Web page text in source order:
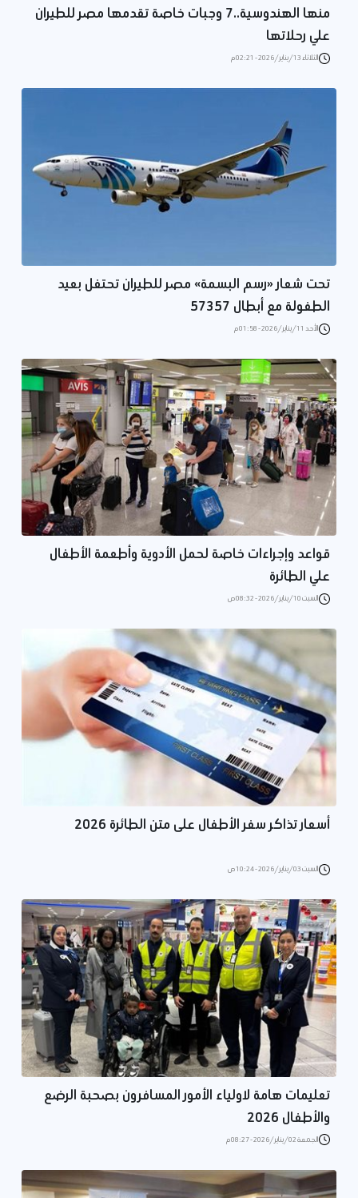
منها الهندوسية..7 وجبات خاصة تقدمها مصر للطيران
علي رحلاتها
الثلاثاء 13/يناير/2026 - 02:21 م
تحت شعار «رسم البسمة» مصر للطيران تحتفل بعيد
الطفولة مع أبطال 57357
الأحد 11/يناير/2026 - 01:58 م
قواعد وإجراءات خاصة لحمل الأدوية وأطعمة الأطفال
علي الطائرة
السبت 10/يناير/2026 - 08:32 ص
أسعار تذاكر سفر الأطفال على متن الطائرة 2026
السبت 03/يناير/2026 - 10:24 ص
تعليمات هامة لاولياء الأمور المسافرون بصحبة الرضع
والأطفال 2026
الجمعة 02/يناير/2026 - 08:27 م